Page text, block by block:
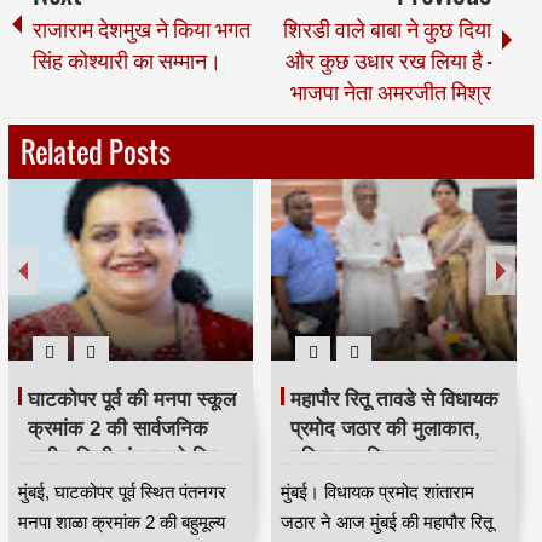
राजाराम देशमुख ने किया भगत
सिंह कोश्यारी का सम्मान।
शिरडी वाले बाबा ने कुछ दिया
और कुछ उधार रख लिया है -
भाजपा नेता अमरजीत मिश्र
Related Posts
स्वच्छता कर्मियों से जुड़ी
योजनाओं का प्रभावी
क्रियान्वयन सुनिश्चित करें —
महाराष्ट्र राज्य सफाई
कर्मचारी आयोग के उपाध्यक्ष
मुंबई, महाराष्ट्र राज्य सफाई
कर्मचारी आयोग (मुंबई) के उपाध्यक्ष
मुंबई में 547 डिवॉटरिंग पंपों पर
IOT आधारित मॉनिटरिंग
सिस्टम लागू, बारिश में
जलभराव नियंत्रण होगा
अधिक प्रभावी
मुंबई महानगर में मानसून के दौरान
जलभराव की समस्या से निपटने के